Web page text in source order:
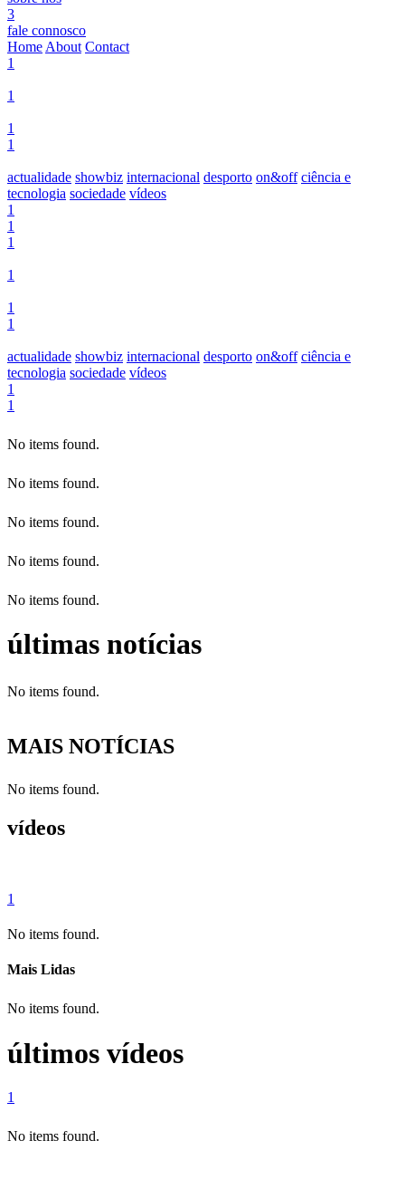
3
fale connosco
Home About Contact
1
1
1
1
actualidade showbiz internacional desporto on&off ciência e
tecnologia sociedade vídeos
1
1
1
1
1
1
actualidade showbiz internacional desporto on&off ciência e
tecnologia sociedade vídeos
1
1
No items found.
No items found.
No items found.
No items found.
No items found.
últimas notícias
No items found.
MAIS NOTÍCIAS
No items found.
vídeos
1
No items found.
Mais Lidas
No items found.
últimos vídeos
1
No items found.